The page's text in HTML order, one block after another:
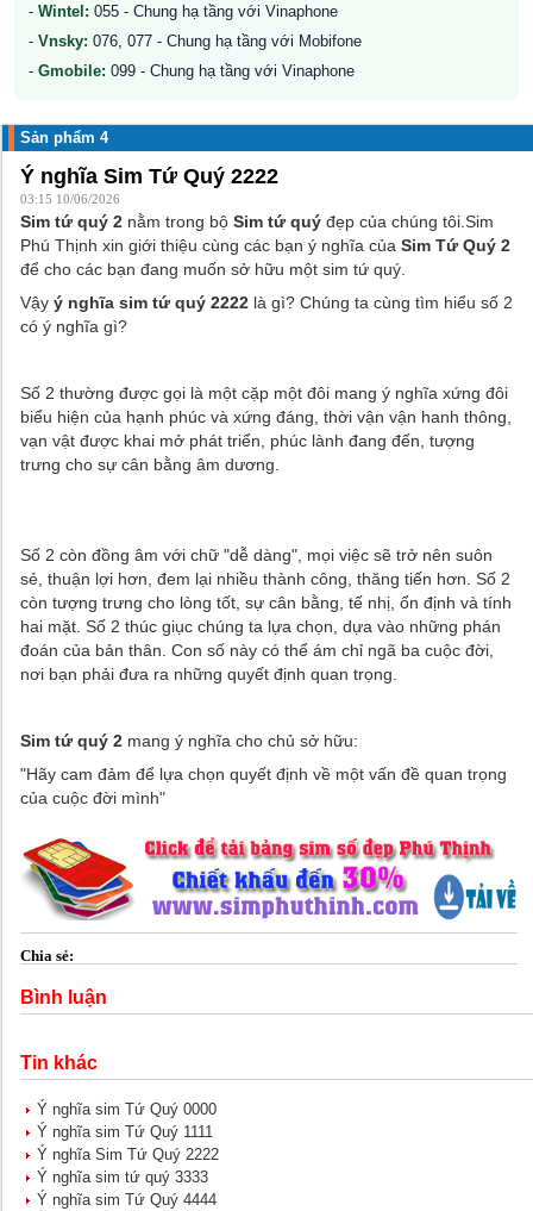
- Wintel: 055 - Chung hạ tầng với Vinaphone
- Vnsky: 076, 077 - Chung hạ tầng với Mobifone
- Gmobile: 099 - Chung hạ tầng với Vinaphone
Sản phẩm 4
Ý nghĩa Sim Tứ Quý 2222
03:15 10/06/2026
Sim tứ quý 2 nằm trong bộ Sim tứ quý đẹp của chúng tôi.Sim
Phú Thịnh xin giới thiệu cùng các bạn ý nghĩa của Sim Tứ Quý 2
để cho các bạn đang muốn sở hữu một sim tứ quý.
Vậy ý nghĩa sim tứ quý 2222 là gì? Chúng ta cùng tìm hiểu số 2
có ý nghĩa gì?
Số 2 thường được gọi là một cặp một đôi mang ý nghĩa xứng đôi
biểu hiện của hạnh phúc và xứng đáng, thời vận vận hanh thông,
vạn vật được khai mở phát triển, phúc lành đang đến, tượng
trưng cho sự cân bằng âm dương.
Số 2 còn đồng âm với chữ "dễ dàng", mọi việc sẽ trở nên suôn
sẻ, thuận lợi hơn, đem lại nhiều thành công, thăng tiến hơn. Số 2
còn tượng trưng cho lòng tốt, sự cân bằng, tế nhị, ổn định và tính
hai mặt. Số 2 thúc giục chúng ta lựa chọn, dựa vào những phán
đoán của bản thân. Con số này có thể ám chỉ ngã ba cuộc đời,
nơi bạn phải đưa ra những quyết định quan trọng.
Sim tứ quý 2 mang ý nghĩa cho chủ sở hữu:
"Hãy cam đảm để lựa chọn quyết định về một vấn đề quan trọng
của cuộc đời mình"
Chia sẻ:
Bình luận
Tin khác
Ý nghĩa sim Tứ Quý 0000
Ý nghĩa sim Tứ Quý 1111
Ý nghĩa Sim Tứ Quý 2222
Ý nghĩa sim tứ quý 3333
Ý nghĩa sim Tứ Quý 4444